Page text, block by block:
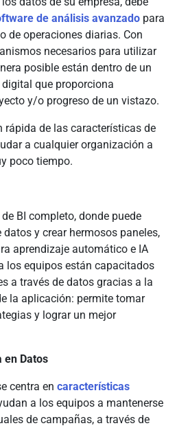
de análisis avanzado para
de operaciones diarias. Con
necesarios para utilizar
posible están dentro de un
que proporciona
y/o progreso de un vistazo.
rápida de las características de
a cualquier organización a
poco tiempo.
BI completo, donde puede
y crear hermosos paneles,
aprendizaje automático e IA
los equipos están capacitados
a través de datos gracias a la
la aplicación: permite tomar
y lograr un mejor
en Datos
centra en características
a los equipos a mantenerse
de campañas, a través de